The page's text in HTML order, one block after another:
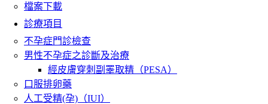
檔案下載
診療項目
不孕症門診檢查
男性不孕症之診斷及治療
經皮膚穿刺副睪取精（PESA）
口服排卵藥
人工受精(孕)（IUI）